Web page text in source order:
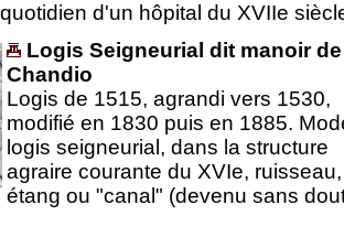
d'un hôpital du XVIIe
Logis Seigneurial dit manoir de
Chandio
Logis de 1515, agrandi vers 1530,
modifié en 1830 puis en 1885.
logis seigneurial, dans la structure
agraire courante du XVIe, ruisseau,
étang ou "canal" (devenu sans